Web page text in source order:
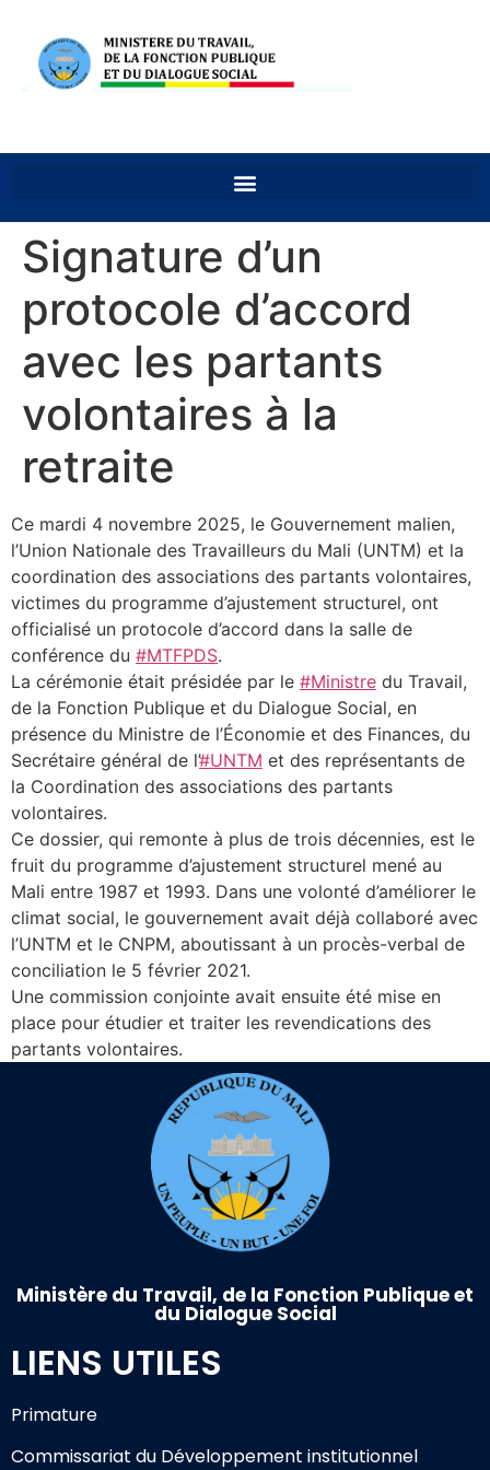
Signature d’un
protocole d’accord
avec les partants
volontaires à la
retraite
Ce mardi 4 novembre 2025, le Gouvernement malien,
l’Union Nationale des Travailleurs du Mali (UNTM) et la
coordination des associations des partants volontaires,
victimes du programme d’ajustement structurel, ont
officialisé un protocole d’accord dans la salle de
conférence du #MTFPDS.
La cérémonie était présidée par le #Ministre du Travail,
de la Fonction Publique et du Dialogue Social, en
présence du Ministre de l’Économie et des Finances, du
Secrétaire général de l’#UNTM et des représentants de
la Coordination des associations des partants
volontaires.
Ce dossier, qui remonte à plus de trois décennies, est le
fruit du programme d’ajustement structurel mené au
Mali entre 1987 et 1993. Dans une volonté d’améliorer le
climat social, le gouvernement avait déjà collaboré avec
l’UNTM et le CNPM, aboutissant à un procès-verbal de
conciliation le 5 février 2021.
Une commission conjointe avait ensuite été mise en
place pour étudier et traiter les revendications des
partants volontaires.
Ministère du Travail, de la Fonction Publique et
du Dialogue Social
LIENS UTILES
Primature
Commissariat du Développement institutionnel